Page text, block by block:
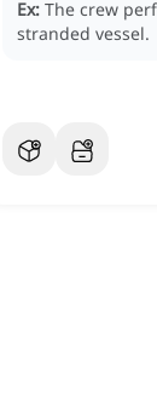
Ex: The crew
stranded vessel.